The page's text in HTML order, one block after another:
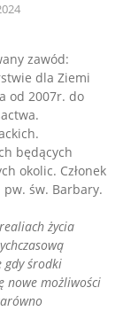
zawód:
dla Ziemi
od 2007r. do
będących
okolic. Członek
pw. św. Barbary.
życia
gdy środki
nowe możliwości